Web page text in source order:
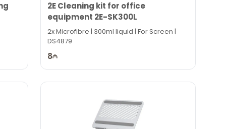
2E Cleaning kit for office
equipment 2E-SK300L
2x Microfibre | 300ml liquid | For Screen |
DS4879
8